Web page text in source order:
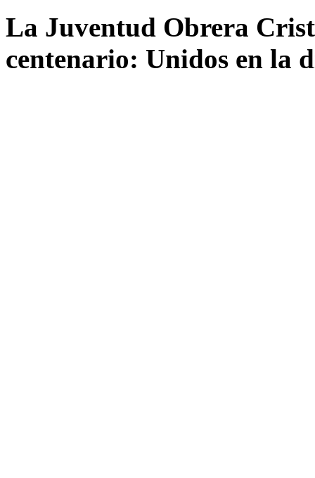
La Juventud Obrera
centenario: Unidos en la